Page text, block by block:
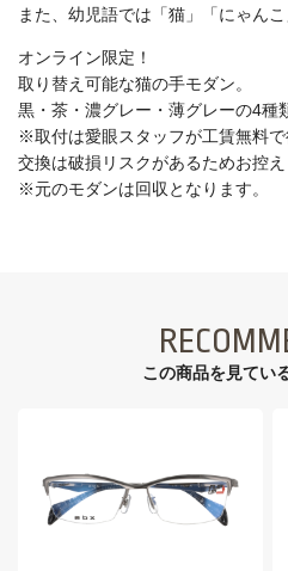
また、幼児語では「猫」「にゃん
オンライン限定！
取り替え可能な猫の手モダン。
黒・茶・濃グレー・薄グレーの4
※取付は愛眼スタッフが工賃無料
交換は破損リスクがあるためお控え
※元のモダンは回収となります。
この商品を見てい